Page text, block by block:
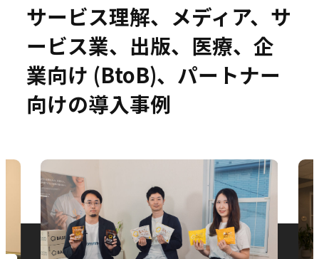
事例
セミナー
お問い合わせ
サービス理解、メディア、サ
ービス業、出版、医療、企
業向け (BtoB)、パートナー
向けの導入事例